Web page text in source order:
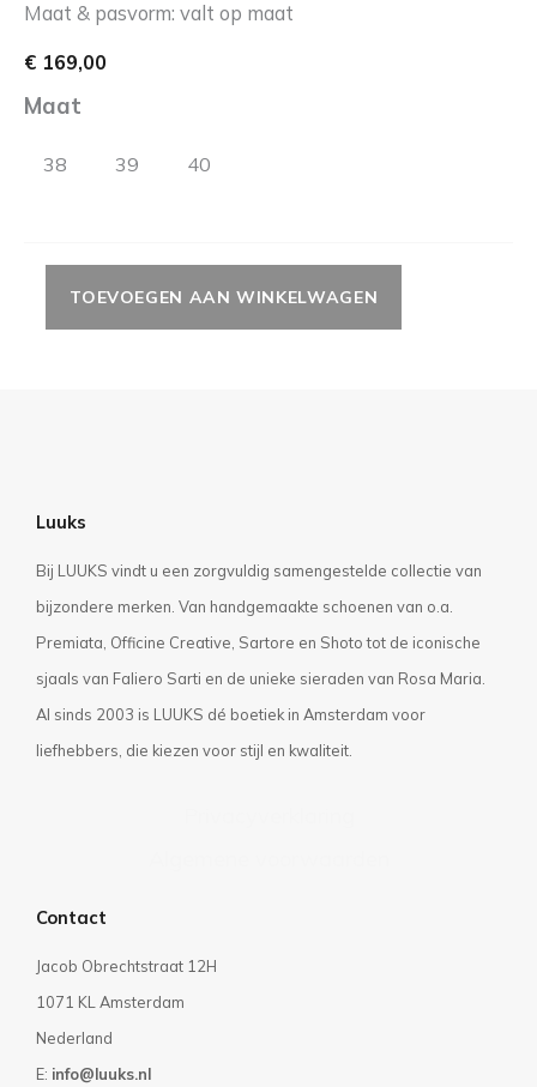
Maat & pasvorm: valt op maat
€ 169,00
Maat
38 39 40
TOEVOEGEN AAN WINKELWAGEN
Luuks
Bij LUUKS vindt u een zorgvuldig samengestelde collectie van
bijzondere merken. Van handgemaakte schoenen van o.a.
Premiata, Officine Creative, Sartore en Shoto tot de iconische
sjaals van Faliero Sarti en de unieke sieraden van Rosa Maria.
Al sinds 2003 is LUUKS dé boetiek in Amsterdam voor
liefhebbers, die kiezen voor stijl en kwaliteit.
Contact
Jacob Obrechtstraat 12H
1071 KL Amsterdam
Nederland
E: info@luuks.nl